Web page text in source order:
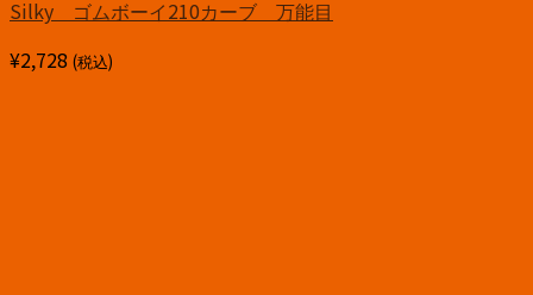
Silky ゴムボーイ210カーブ 万能目
¥2,728 (税込)